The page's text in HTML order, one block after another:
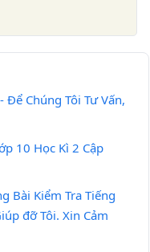
Để Chúng Tôi Tư Vấn,
10 Học Kì 2 Cập
Bài Kiểm Tra Tiếng
đỡ Tôi. Xin Cảm